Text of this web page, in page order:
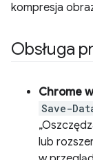
kompresja
Obsługa
Chrome
Save-
lub